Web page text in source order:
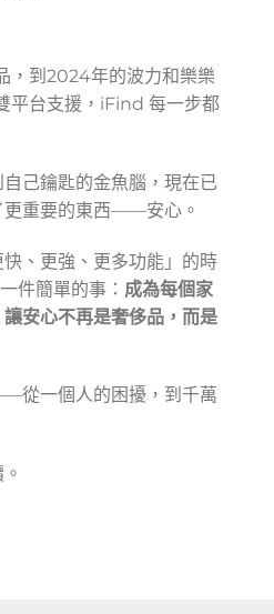
，到2024年的波力和樂樂
平台支援，iFind 每一步都
己鑰匙的金魚腦，現在已
更重要的東西——安心。
、更強、更多功能」的時
件簡單的事： 成為每個家
安心不再是奢侈品，而是
從一個人的困擾，到千萬